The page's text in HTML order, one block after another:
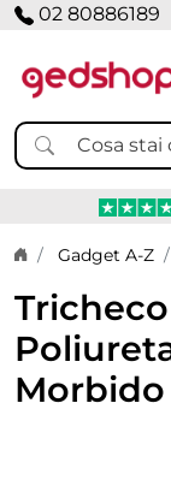
02 80886189
Home page
Gadget A-Z